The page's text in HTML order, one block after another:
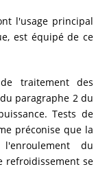
l'usage principal
est équipé de ce
traitement des
paragraphe 2 du
Tests de
préconise que la
du
refroidissement se